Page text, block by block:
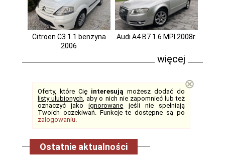
Citroen C3 1.1 benzyna
2006
Audi A4 B7 1.6 MPI 2008r.
więcej
Oferty, które Cię interesują możesz dodać do
listy ulubionych, aby o nich nie zapomnieć lub też
oznaczyć jakoignorowane jeśli nie spełniają
Twoich oczekiwań. Funkcje te dostępne są po
zalogowaniu.
⊗
Ostatnie aktualności